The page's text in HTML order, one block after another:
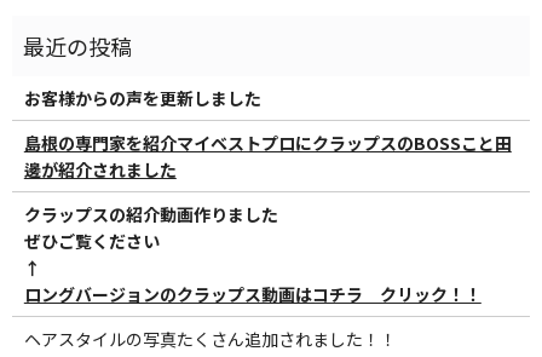
お客様からの声を更新しました
島根の専門家を紹介マイベストプロにクラップスのBOSSこと田
邊が紹介されました
クラップスの紹介動画作りました
ぜひご覧ください
↑
ロングバージョンのクラップス動画はコチラ クリック！！
ヘアスタイルの写真たくさん追加されました！！